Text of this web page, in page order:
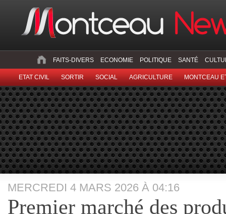
FAITS-DIVERS ECONOMIE POLITIQUE SANTÉ
ETAT CIVIL SORTIR SOCIAL AGRICULTURE MONTCEAU
MERCREDI 4 MARS 2026 À 04:16
Premier marché des